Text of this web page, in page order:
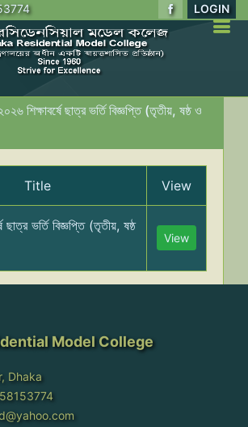
LOGIN
ছাত্র ভর্তি বিজ্ঞপ্তি (তৃতীয়, ষষ্ঠ ও
Title View
ছাত্র ভর্তি বিজ্ঞপ্তি (তৃতীয়, ষষ্ঠ
View
Model College
Dhaka